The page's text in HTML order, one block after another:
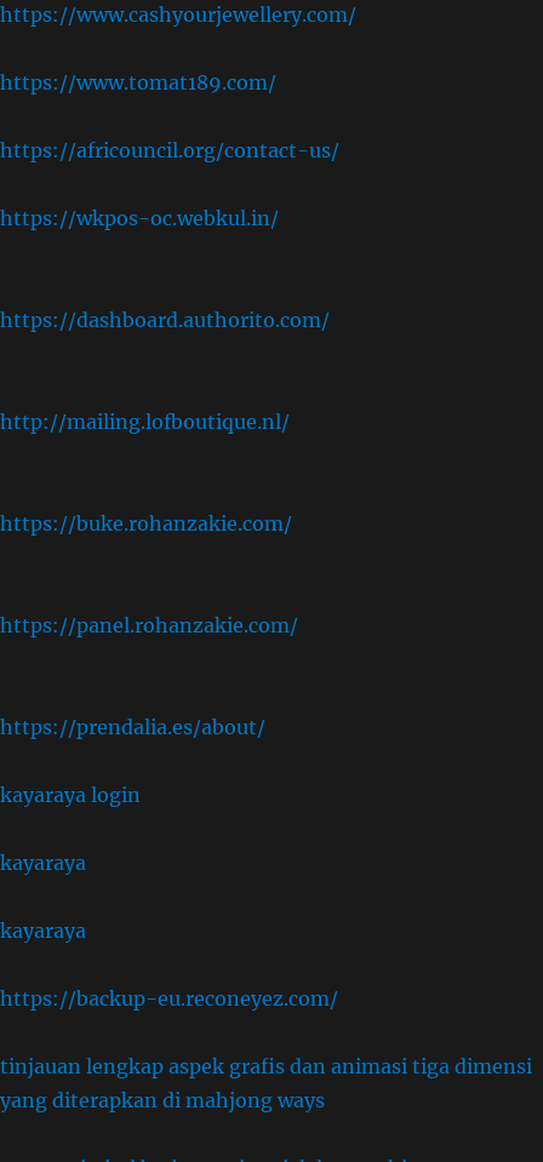
https://www.cashyourjewellery.com/
https://www.tomat189.com/
https://africouncil.org/contact-us/
https://wkpos-oc.webkul.in/
https://dashboard.authorito.com/
http://mailing.lofboutique.nl/
https://buke.rohanzakie.com/
https://panel.rohanzakie.com/
https://prendalia.es/about/
kayaraya login
kayaraya
kayaraya
https://backup-eu.reconeyez.com/
tinjauan lengkap aspek grafis dan animasi tiga dimensi
yang diterapkan di mahjong ways